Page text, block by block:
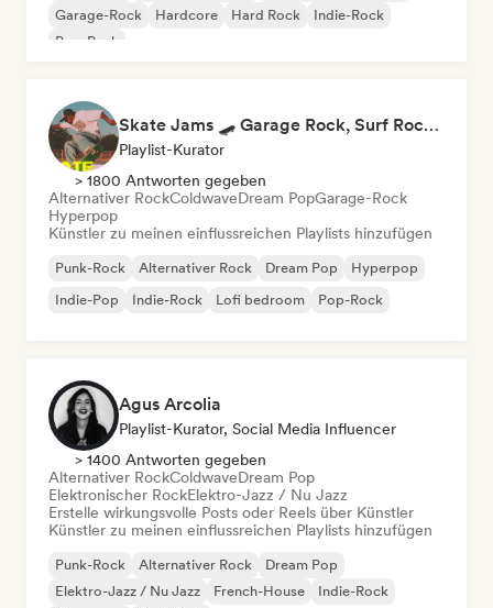
Garage-Rock
Hardcore Hard Rock
Indie-Rock
Pop-Punk
Skate Jams 🛹 Garage Rock, Surf Rock & Neo-Psych
Playlist-Kurator
> 1800 Antworten gegeben
Alternativer RockColdwaveDream PopGarage-Rock
Hyperpop
Künstler zu meinen einflussreichen Playlists hinzufügen
Punk-Rock Alternativer Rock Dream Pop
Hyperpop
Indie-Pop
Indie-Rock Lofi bedroom Pop-Rock
Agus Arcolia
Playlist-Kurator, Social Media Influencer
> 1400 Antworten gegeben
Alternativer RockColdwaveDream Pop
Elektronischer RockElektro-Jazz / Nu Jazz
Erstelle wirkungsvolle Posts oder Reels über Künstler
Künstler zu meinen einflussreichen Playlists hinzufügen
Punk-Rock Alternativer Rock
Dream Pop
Elektro-Jazz / Nu Jazz
French-House
Indie-Rock